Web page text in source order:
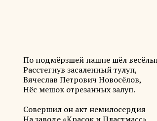
По подмёрзшей пашне шёл
Расстегнув засаленный тулуп,
Вячеслав Петрович Новосёлов,
Нёс мешок отрезанных залуп.
Совершил он акт немилосердия